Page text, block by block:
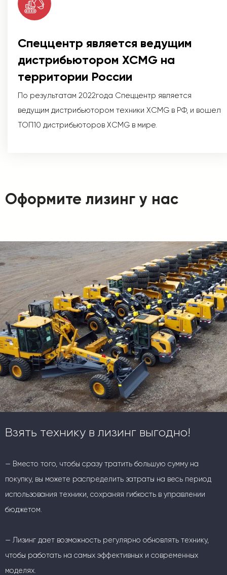
Спеццентр является ведущим
дистрибьютором XCMG на
территории России
По результатам 2022года Спеццентр является
ведущим дистрибьютором техники XCMG в РФ, и вошел
ТОП10 дистрибьюторов XCMG в мире.
Оформите лизинг у нас
Взять технику в лизинг выгодно!
— Вместо того, чтобы сразу тратить большую сумму на
покупку, вы можете распределить затраты на весь период
использования техники, сохраняя гибкость в управлении
бюджетом.
— Лизинг дает возможность регулярно обновлять технику,
чтобы работать на самых эффективных и современных
моделях.